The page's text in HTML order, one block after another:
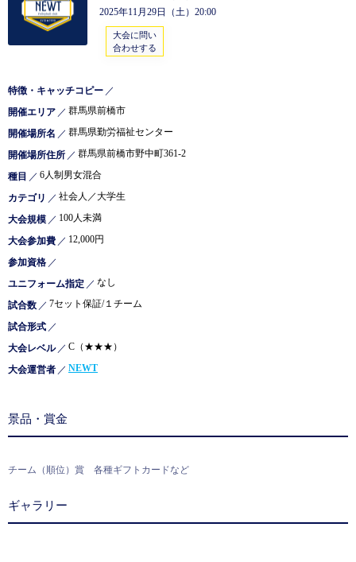
2025年11月29日（土）20:00
大会に問い
合わせする
特徴・キャッチコピー ／
開催エリア ／ 群馬県前橋市
開催場所名 ／ 群馬県勤労福祉センター
開催場所住所 ／ 群馬県前橋市野中町361-2
種目 ／ 6人制男女混合
カテゴリ ／ 社会人／大学生
大会規模 ／ 100人未満
大会参加費 ／ 12,000円
参加資格 ／
ユニフォーム指定 ／ なし
試合数 ／ 7セット保証/１チーム
試合形式 ／
大会レベル ／ C（★★★）
大会運営者 ／ NEWT
景品・賞金
チーム（順位）賞 各種ギフトカードなど
ギャラリー